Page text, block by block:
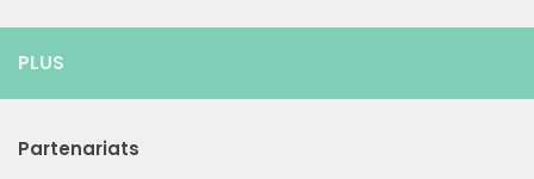
PLUS
Partenariats